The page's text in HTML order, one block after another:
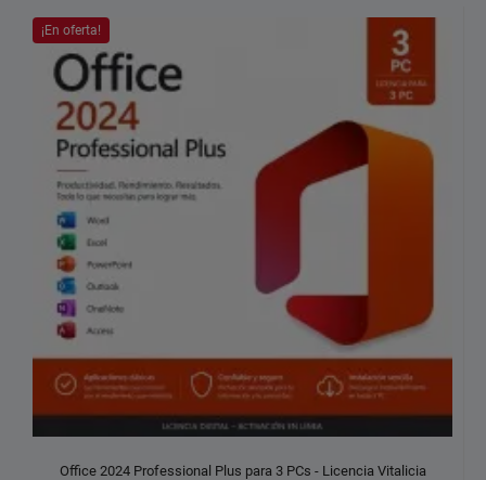
¡En oferta!
Office 2024 Professional Plus para 3 PCs - Licencia Vitalicia